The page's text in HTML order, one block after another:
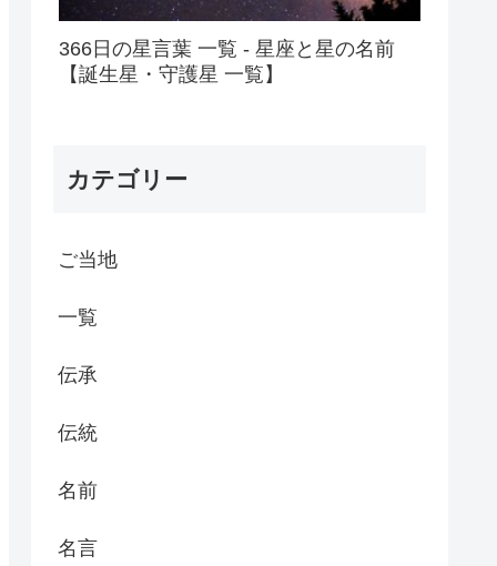
366日の星言葉 一覧 - 星座と星の名前
【誕生星・守護星 一覧】
カテゴリー
ご当地
一覧
伝承
伝統
名前
名言